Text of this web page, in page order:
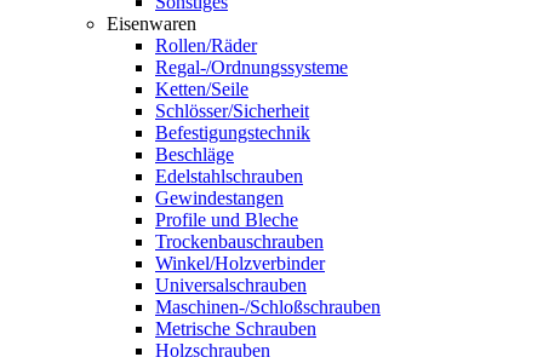
Eisenwaren
Rollen/Räder
Regal-/Ordnungssysteme
Ketten/Seile
Schlösser/Sicherheit
Befestigungstechnik
Beschläge
Edelstahlschrauben
Gewindestangen
Profile und Bleche
Trockenbauschrauben
Winkel/Holzverbinder
Universalschrauben
Maschinen-/Schloßschrauben
Metrische Schrauben
Holzschrauben